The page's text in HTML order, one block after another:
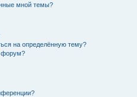
мной темы?
на определённую тему?
форум?